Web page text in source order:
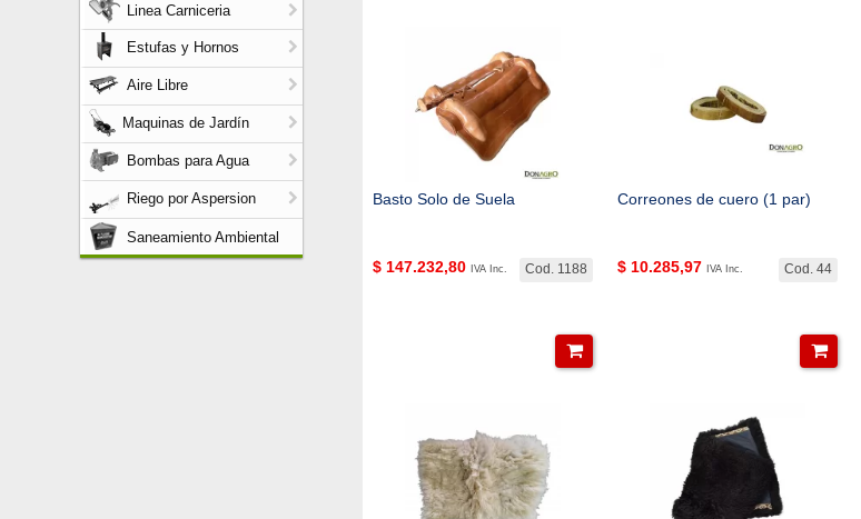
Linea Carniceria
Estufas y Hornos
Aire Libre
Maquinas de Jardín
Bombas para Agua
Riego por Aspersion
Saneamiento Ambiental
Basto Solo de Suela
Cod. 1188
$ 147.232,80 IVA Inc.
Correones de cuero (1 par)
Cod. 44
$ 10.285,97 IVA Inc.